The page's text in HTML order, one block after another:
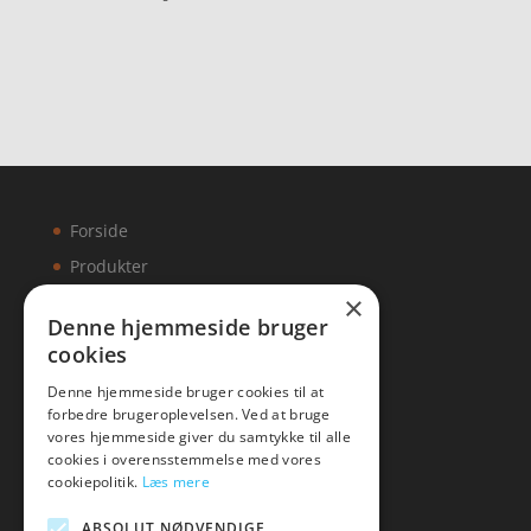
Forside
Produkter
Artikler
Malawigruppen
×
Denne hjemmeside bruger
cookies
Denne hjemmeside bruger cookies til at
forbedre brugeroplevelsen. Ved at bruge
vores hjemmeside giver du samtykke til alle
cookies i overensstemmelse med vores
cookiepolitik. Læs mere